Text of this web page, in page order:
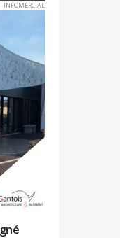
INFOMERCIAL